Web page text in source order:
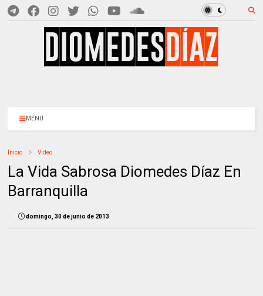
MENU
Inicio Video
La Vida Sabrosa Diomedes Díaz En
Barranquilla
domingo, 30 de junio de 2013